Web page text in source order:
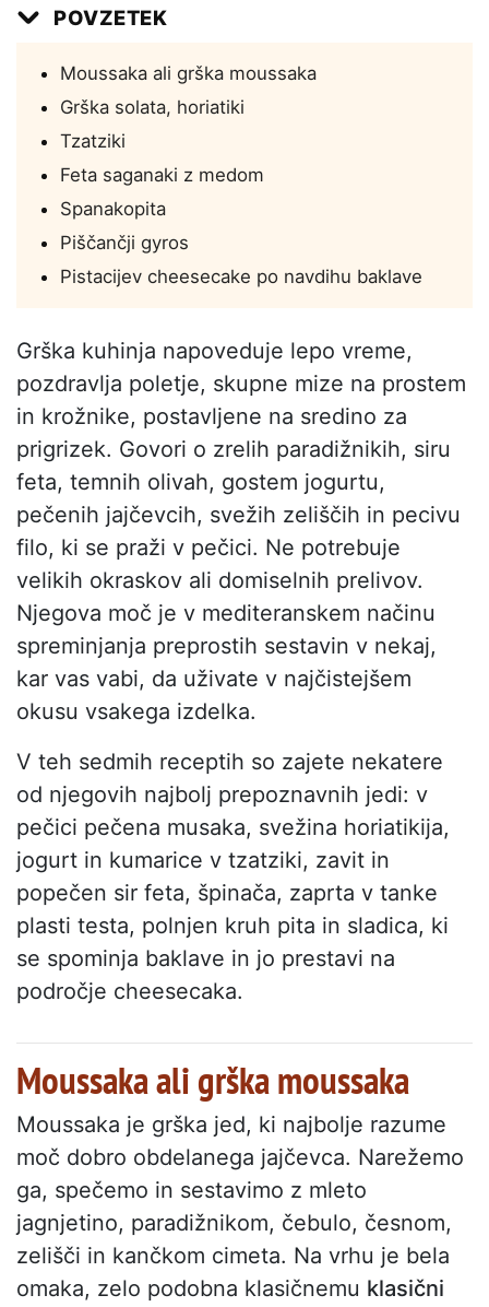
POVZETEK
Moussaka ali grška moussaka
Grška solata, horiatiki
Tzatziki
Feta saganaki z medom
Spanakopita
Piščančji gyros
Pistacijev cheesecake po navdihu baklave
Grška kuhinja napoveduje lepo vreme,
pozdravlja poletje, skupne mize na prostem
in krožnike, postavljene na sredino za
prigrizek. Govori o zrelih paradižnikih, siru
feta, temnih olivah, gostem jogurtu,
pečenih jajčevcih, svežih zeliščih in pecivu
filo, ki se praži v pečici. Ne potrebuje
velikih okraskov ali domiselnih prelivov.
Njegova moč je v mediteranskem načinu
spreminjanja preprostih sestavin v nekaj,
kar vas vabi, da uživate v najčistejšem
okusu vsakega izdelka.
V teh sedmih receptih so zajete nekatere
od njegovih najbolj prepoznavnih jedi: v
pečici pečena musaka, svežina horiatikija,
jogurt in kumarice v tzatziki, zavit in
popečen sir feta, špinača, zaprta v tanke
plasti testa, polnjen kruh pita in sladica, ki
se spominja baklave in jo prestavi na
področje cheesecaka.
Moussaka ali grška moussaka
Moussaka je grška jed, ki najbolje razume
moč dobro obdelanega jajčevca. Narežemo
ga, spečemo in sestavimo z mleto
jagnjetino, paradižnikom, čebulo, česnom,
zelišči in kančkom cimeta. Na vrhu je bela
omaka, zelo podobna klasičnemu klasični